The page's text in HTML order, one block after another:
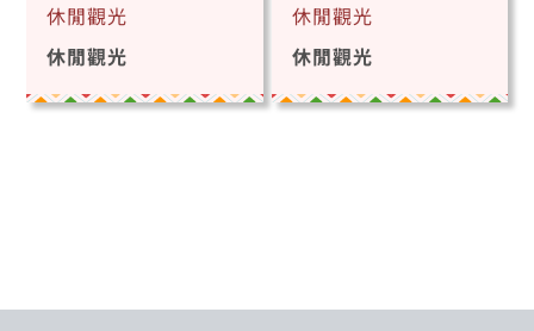
休閒觀光
休閒觀光
休閒觀光
休閒觀光
::: 跳到版腳內容